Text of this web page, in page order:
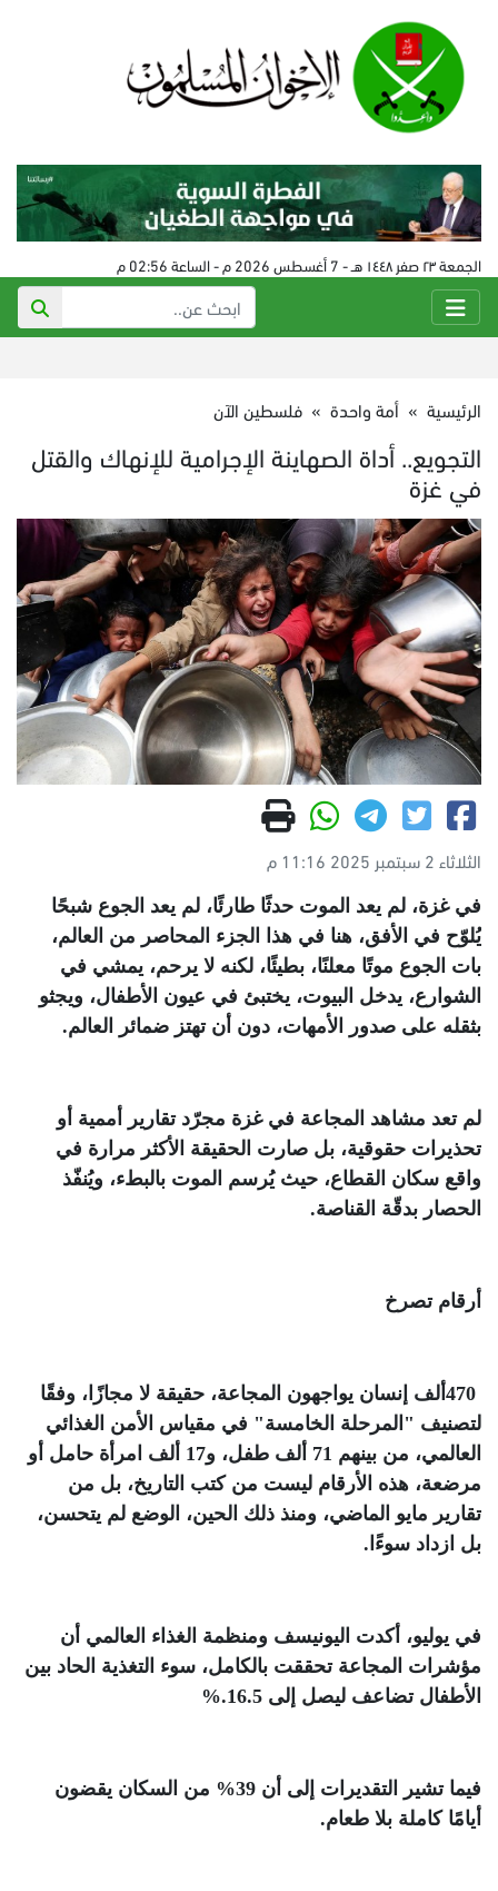
الجمعة ٢٣ صفر ١٤٤٨ هـ - 7 أغسطس 2026 م - الساعة 02:56 م
الرئيسية » أمة واحدة » فلسطين الآن
التجويع.. أداة الصهاينة الإجرامية للإنهاك والقتل
في غزة
الثلاثاء 2 سبتمبر 2025 11:16 م
في غزة، لم يعد الموت حدثًا طارئًا، لم يعد الجوع شبحًا
يُلوّح في الأفق، هنا في هذا الجزء المحاصر من العالم،
بات الجوع موتًا معلنًا، بطيئًا، لكنه لا يرحم، يمشي في
الشوارع، يدخل البيوت، يختبئ في عيون الأطفال، ويجثو
بثقله على صدور الأمهات، دون أن تهتز ضمائر العالم.
لم تعد مشاهد المجاعة في غزة مجرّد تقارير أممية أو
تحذيرات حقوقية، بل صارت الحقيقة الأكثر مرارة في
واقع سكان القطاع، حيث يُرسم الموت بالبطء، ويُنفّذ
الحصار بدقّة القناصة.
أرقام تصرخ
470 ألف إنسان يواجهون المجاعة، حقيقة لا مجازًا، وفقًا
لتصنيف "المرحلة الخامسة" في مقياس الأمن الغذائي
العالمي، من بينهم 71 ألف طفل، و17 ألف امرأة حامل أو
مرضعة، هذه الأرقام ليست من كتب التاريخ، بل من
تقارير مايو الماضي، ومنذ ذلك الحين، الوضع لم يتحسن،
بل ازداد سوءًا .
في يوليو، أكدت اليونيسف ومنظمة الغذاء العالمي أن
مؤشرات المجاعة تحققت بالكامل، سوء التغذية الحاد بين
الأطفال تضاعف ليصل إلى 16.5
%.
فيما تشير التقديرات إلى أن 39% من السكان يقضون
أيامًا كاملة بلا طعام.